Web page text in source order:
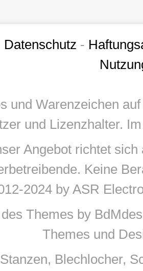
Datenschutz -
und Warenzeichen
und Lizenzhalter.
Angebot richtet
Keine
2024 by ASR
Themes by
Themes und
Blechlocher,